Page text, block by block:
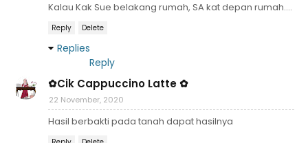
Kalau Kak Sue belakang rumah, SA kat depan rumah....
Reply Delete
Replies
Reply
✿Cik Cappuccino Latte ✿
22 November, 2020
Hasil berbakti pada tanah dapat hasilnya